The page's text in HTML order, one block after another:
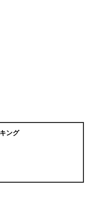
ング